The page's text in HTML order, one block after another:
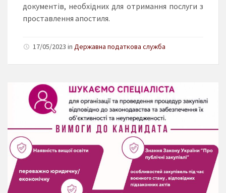
документів, необхідних для отримання послуги з
проставлення апостиля.
17/05/2023 in Державна податкова служба